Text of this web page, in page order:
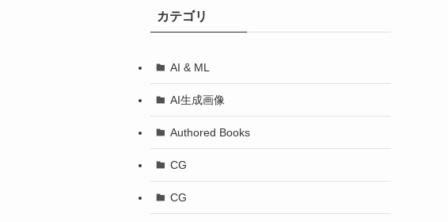
カテゴリ
AI & ML
AI生成画像
Authored Books
CG
CG